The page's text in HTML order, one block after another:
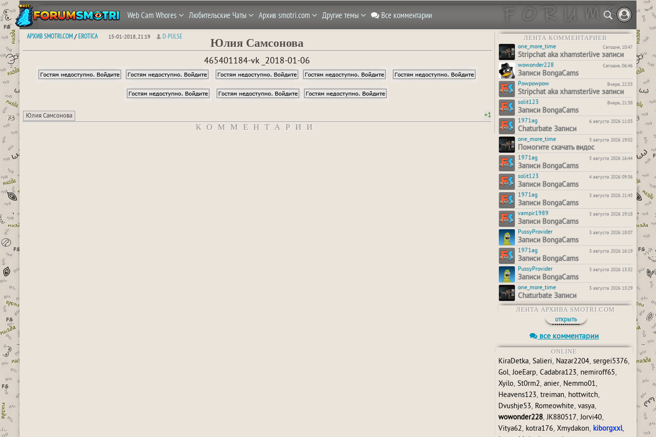
Web Cam Whores Любительские Чаты Архив smotri.com Другие темы Все комментарии
АРХИВ SMOTRI.COM/EROTICA 15-01-2018, 21:19 D-PULSE
Юлия Самсонова
465401184-vk _2018-01-06
Юлия Самсонова +1
КОММЕНТАРИИ
ЛЕНТА КОММЕНТАРИЕВ
one_more_time
Сегодня, 10:47
Stripchat aka xhamsterlive записи
wowonder228 Сегодня, 06:46
Записи BongaCams
Powpowpow Вчера, 22:53
Stripchat aka xhamsterlive записи
solit123 Вчера, 21:58
Записи BongaCams
1971ag 6 августа 2026 11:03
Chaturbate Записи
one_more_time 5 августа 2026 19:02
Помогите скачать видос
1971ag 5 августа 2026 16:44
Записи BongaCams
solit123 4 августа 2026 09:36
Записи BongaCams
1971ag 3 августа 2026 21:45
Записи BongaCams
vampir1989 3 августа 2026 19:18
Записи BongaCams
PussyProvider 3 августа 2026 18:07
Записи BongaCams
1971ag 3 августа 2026 16:19
Записи BongaCams
PussyProvider 3 августа 2026 13:32
Записи BongaCams
one_more_time 3 августа 2026 13:29
Chaturbate Записи
ЛЕНТА АРХИВА SMOTRI.COM
открыть
все комментарии
ONLINE
KiraDetka, Salieri, Nazar2204, sergei5376,
Gol,JoeEarp, Cadabra123, nemiroff65,
Xyilo, St0rm2, anier, Nemmo01,
Heavens123, treiman, hottwitch,
Dvushje53, Romeowhite, vasya,
wowonder228,JK880517,Jorvi40,
Vitya62, kotra176, Xmydakon, kiborgxxl,